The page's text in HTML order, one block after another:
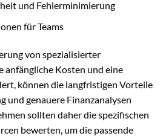
und Fehlerminimierung
für Teams
von spezialisierter
anfängliche Kosten und eine
können die langfristigen Vorteile
und genauere Finanzanalysen
sollten daher die spezifischen
bewerten, um die passende